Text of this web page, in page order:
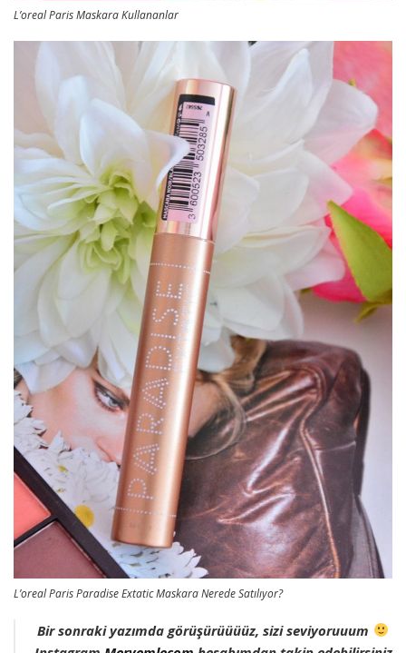
L’oreal Paris Maskara Kullananlar
L’oreal Paris Paradise Extatic Maskara Nerede Satılıyor?
Bir sonraki yazımda görüşürüüüüz, sizi seviyoruuum